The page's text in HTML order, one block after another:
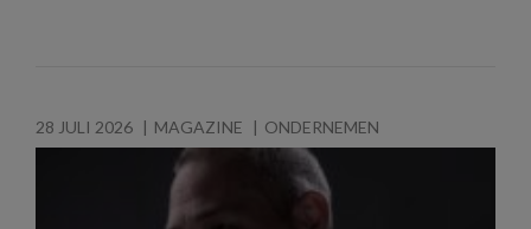
28 JULI 2026 MAGAZINE ONDERNEMEN